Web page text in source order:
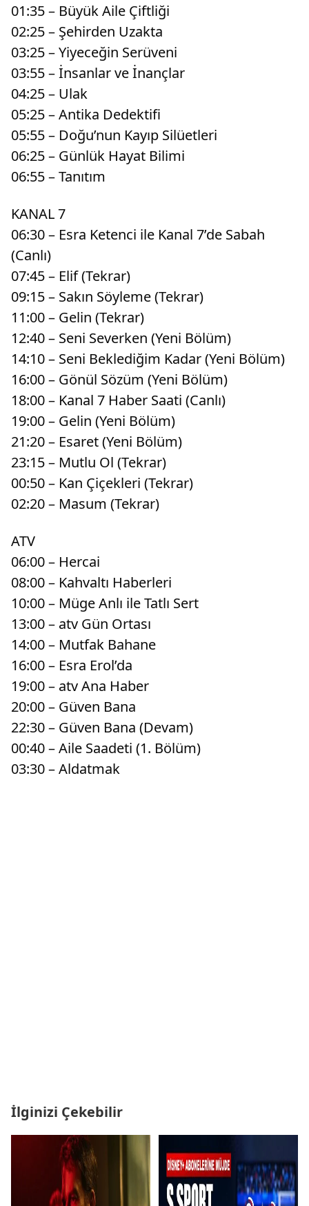
01:35 – Büyük Aile Çiftliği
02:25 – Şehirden Uzakta
03:25 – Yiyeceğin Serüveni
03:55 – İnsanlar ve İnançlar
04:25 – Ulak
05:25 – Antika Dedektifi
05:55 – Doğu’nun Kayıp Silüetleri
06:25 – Günlük Hayat Bilimi
06:55 – Tanıtım
KANAL 7
06:30 – Esra Ketenci ile Kanal 7’de Sabah
(Canlı)
07:45 – Elif (Tekrar)
09:15 – Sakın Söyleme (Tekrar)
11:00 – Gelin (Tekrar)
12:40 – Seni Severken (Yeni Bölüm)
14:10 – Seni Beklediğim Kadar (Yeni Bölüm)
16:00 – Gönül Sözüm (Yeni Bölüm)
18:00 – Kanal 7 Haber Saati (Canlı)
19:00 – Gelin (Yeni Bölüm)
21:20 – Esaret (Yeni Bölüm)
23:15 – Mutlu Ol (Tekrar)
00:50 – Kan Çiçekleri (Tekrar)
02:20 – Masum (Tekrar)
ATV
06:00 – Hercai
08:00 – Kahvaltı Haberleri
10:00 – Müge Anlı ile Tatlı Sert
13:00 – atv Gün Ortası
14:00 – Mutfak Bahane
16:00 – Esra Erol’da
19:00 – atv Ana Haber
20:00 – Güven Bana
22:30 – Güven Bana (Devam)
00:40 – Aile Saadeti (1. Bölüm)
03:30 – Aldatmak
İlginizi Çekebilir